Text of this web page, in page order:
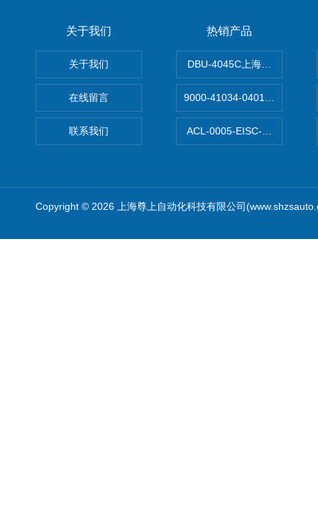
关于我们
关于我们
在线留言
联系我们
热销产品
DBU-4045C上海鹰峰制动单
9000-41034-0401000穆尔
ACL-0005-EISC-E2M8C上海
Copyright © 2026 上海尊上自动化科技有限公司